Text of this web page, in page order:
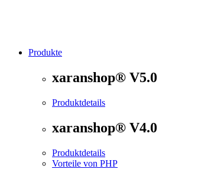
Produkte
xaranshop® V5.0
Produktdetails
xaranshop® V4.0
Produktdetails
Vorteile von PHP